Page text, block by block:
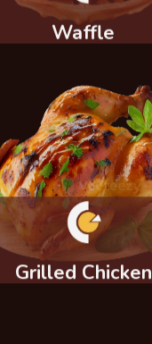
Waffle
Grilled Chicken